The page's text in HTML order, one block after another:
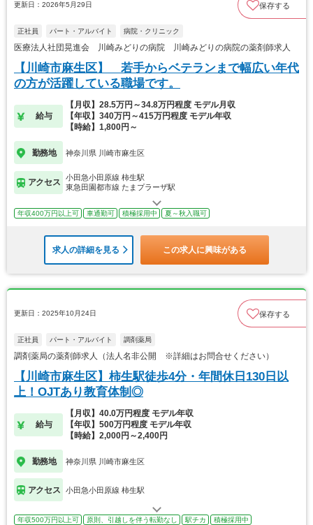
更新日：2026年5月29日 保存する
正社員 パート・アルバイト 病院・クリニック
医療法人社団晃進会 川崎みどりの病院 川崎みどりの病院の薬剤師求人
【川崎市麻生区】 若手からベテランまで幅広い年代
の方が活躍している職場です。
給与
【月収】28.5万円～34.8万円程度 モデル月収
【年収】340万円～415万円程度 モデル年収
【時給】1,800円～
勤務地 神奈川県 川崎市麻生区
アクセス
小田急小田原線 柿生駅
東急田園都市線 たまプラーザ駅
年収400万円以上可 車通勤可 積極採用中 夏～秋入職可
求人の詳細を見る この求人に興味がある
更新日：2025年10月24日 保存する
正社員 パート・アルバイト 調剤薬局
調剤薬局の薬剤師求人（法人名非公開 ※詳細はお問合せください）
【川崎市麻生区】柿生駅徒歩4分・年間休日130日以
上！OJTあり教育体制◎
給与
【月収】40.0万円程度 モデル年収
【年収】500万円程度 モデル年収
【時給】2,000円～2,400円
勤務地 神奈川県 川崎市麻生区
アクセス 小田急小田原線 柿生駅
年収500万円以上可 原則、引越しを伴う転勤なし 駅チカ
積極採用中